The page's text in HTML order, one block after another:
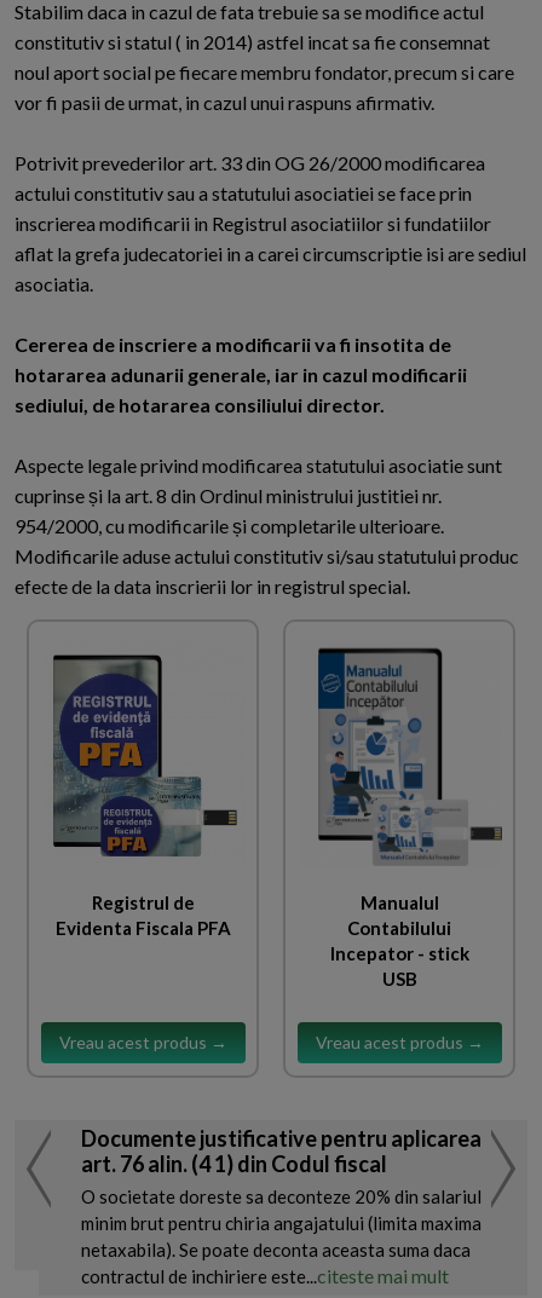
Stabilim daca in cazul de fata trebuie sa se modifice actul
constitutiv si statul ( in 2014) astfel incat sa fie consemnat
noul aport social pe fiecare membru fondator, precum si care
vor fi pasii de urmat, in cazul unui raspuns afirmativ.
Potrivit prevederilor art. 33 din OG 26/2000 modificarea
actului constitutiv sau a statutului asociatiei se face prin
inscrierea modificarii in Registrul asociatiilor si fundatiilor
aflat la grefa judecatoriei in a carei circumscriptie isi are sediul
asociatia.
Cererea de inscriere a modificarii va fi insotita de
hotararea adunarii generale, iar in cazul modificarii
sediului, de hotararea consiliului director.
Aspecte legale privind modificarea statutului asociatie sunt
cuprinse și la art. 8 din Ordinul ministrului justitiei nr.
954/2000, cu modificarile și completarile ulterioare.
Modificarile aduse actului constitutiv si/sau statutului produc
efecte de la data inscrierii lor in registrul special.
Registrul de
Evidenta Fiscala PFA
Vreau acest produs →
Manualul
Contabilului
Incepator - stick
USB
Vreau acest produs →
Documente justificative pentru aplicarea
art. 76 alin. (4 1) din Codul fiscal
O societate doreste sa deconteze 20% din salariul
minim brut pentru chiria angajatului (limita maxima
netaxabila). Se poate deconta aceasta suma daca
contractul de inchiriere este...citeste mai mult